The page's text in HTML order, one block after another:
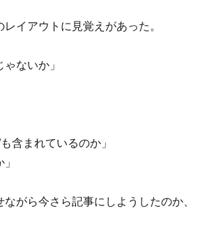
イアウトに見覚えがあった。
ないか」
含まれているのか」
がら今さら記事にしようしたのか、